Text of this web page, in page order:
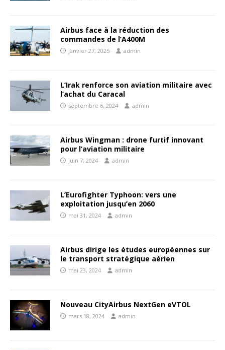
Airbus face à la réduction des
commandes de l’A400M
janvier 27, 2025 admin
L’Irak renforce son aviation militaire avec
l’achat du Caracal
septembre 6, 2024 admin
Airbus Wingman : drone furtif innovant
pour l’aviation militaire
juin 7, 2024 admin
L’Eurofighter Typhoon: vers une
exploitation jusqu’en 2060
mai 31, 2024 admin
Airbus dirige les études européennes sur
le transport stratégique aérien
mai 23, 2024 admin
Nouveau CityAirbus NextGen eVTOL
mars 18, 2024 admin